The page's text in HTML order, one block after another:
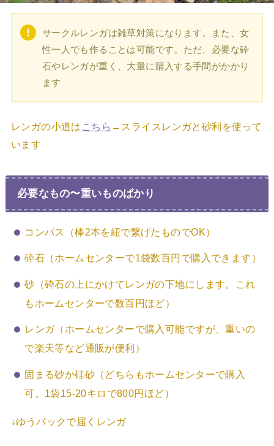
サークルレンガは雑草対策になります。また、女
性一人でも作ることは可能です。ただ、必要な砕
石やレンガが重く、大量に購入する手間がかかり
ます
レンガの小道は こちら ←スライスレンガと砂利を使って
います
必要なもの〜重いものばかり
コンパス（棒2本を紐で繋げたものでOK）
砕石（ホームセンターで1袋数百円で購入できます）
砂（砕石の上にかけてレンガの下地にします。これ
もホームセンターで数百円ほど）
レンガ（ホームセンターで購入可能ですが、重いの
で楽天等など通販が便利）
固まる砂か硅砂（どちらもホームセンターで購入
可。1袋15-20キロで800円ほど）
↓ゆうパックで届くレンガ